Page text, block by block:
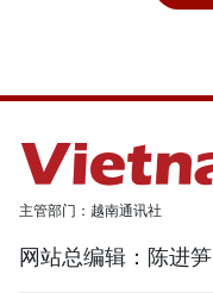
主管部门：越南通讯社
网站总编辑：陈进笋